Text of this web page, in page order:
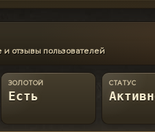
отзывы пользователей
ЗОЛОТОЙ
Есть
СТАТУС